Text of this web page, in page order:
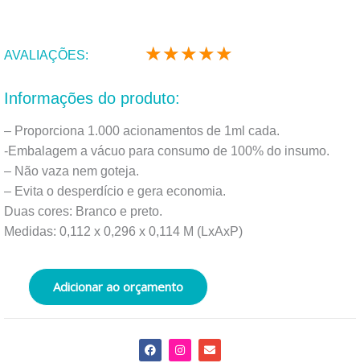
AVALIAÇÕES: ★★★★★
5
Informações do produto:
– Proporciona 1.000 acionamentos de 1ml cada.
-Embalagem a vácuo para consumo de 100% do insumo.
– Não vaza nem goteja.
– Evita o desperdício e gera economia.
Duas cores: Branco e preto.
Medidas: 0,112 x 0,296 x 0,114 M (LxAxP)
Adicionar ao orçamento
F
a
I
n
E
n